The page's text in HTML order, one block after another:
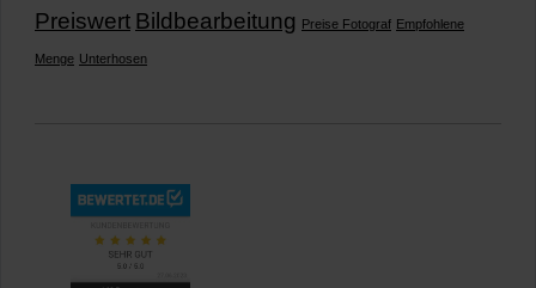
Preiswert Bildbearbeitung Preise Fotograf Empfohlene
Menge Unterhosen